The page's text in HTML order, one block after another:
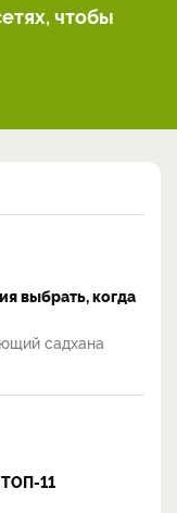
чтобы
выбрать, когда
садхана
ТОП-11